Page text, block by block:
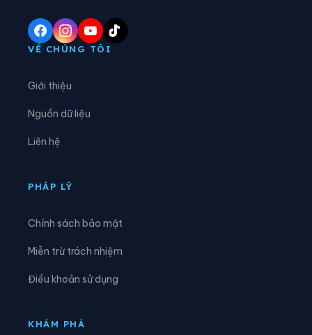
Xã Nam Quang
Xã Nguyên Bình
Xã Tam Kim
Xã Vinh Quý
VỀ CHÚNG TÔI
Giới thiệu
Nguồn dữ liệu
Liên hệ
PHÁP LÝ
Chính sách bảo mật
Miễn trừ trách nhiệm
Điều khoản sử dụng
KHÁM PHÁ